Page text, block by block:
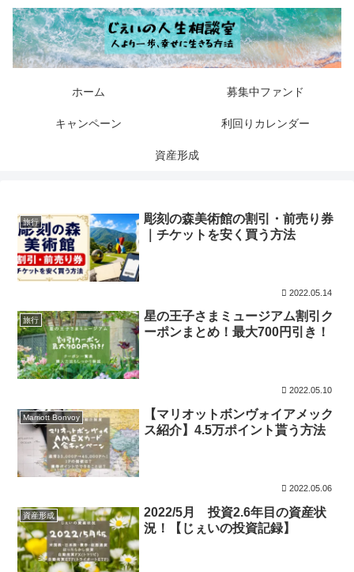
ホーム 募集中ファンド
キャンペーン 利回りカレンダー
資産形成
旅行
彫刻の森美術館の割引・前売り券
｜チケットを安く買う方法
2022.05.14
旅行
星の王子さまミュージアム割引ク
ーポンまとめ！最大700円引き！
2022.05.10
Marriott Bonvoy
【マリオットボンヴォイアメック
ス紹介】4.5万ポイント貰う方法
2022.05.06
資産形成
2022/5月 投資2.6年目の資産状
況！【じぇいの投資記録】